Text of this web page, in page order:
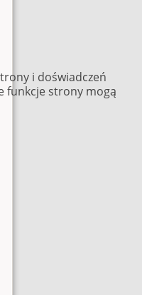
i doświadczeń
funkcje strony mogą